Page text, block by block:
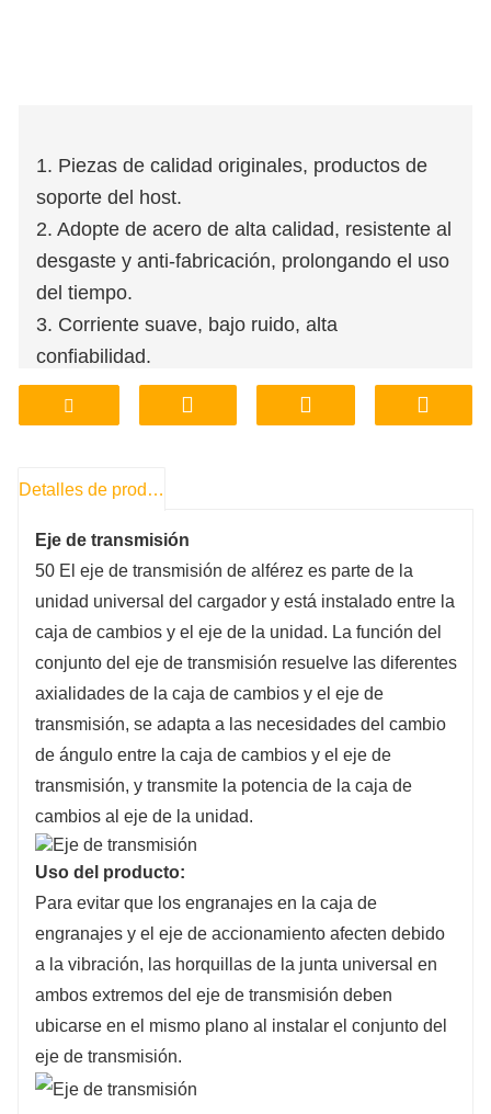
1. Piezas de calidad originales, productos de
soporte del host.
2. Adopte de acero de alta calidad, resistente al
desgaste y anti-fabricación, prolongando el uso
del tiempo.
3. Corriente suave, bajo ruido, alta
confiabilidad.
4. Tienda de fábrica, personalización de
procesamiento de soporte.
6. Almacenamiento de fábrica, entrega,
Detalles de producto
Eje de transmisión
50 El eje de transmisión de alférez es parte de la
unidad universal del cargador y está instalado entre la
caja de cambios y el eje de la unidad. La función del
conjunto del eje de transmisión resuelve las diferentes
axialidades de la caja de cambios y el eje de
transmisión, se adapta a las necesidades del cambio
de ángulo entre la caja de cambios y el eje de
transmisión, y transmite la potencia de la caja de
cambios al eje de la unidad.
Uso del producto:
Para evitar que los engranajes en la caja de
engranajes y el eje de accionamiento afecten debido
a la vibración, las horquillas de la junta universal en
ambos extremos del eje de transmisión deben
ubicarse en el mismo plano al instalar el conjunto del
eje de transmisión.